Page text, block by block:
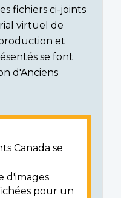
fichiers ci-joints
virtuel de
et
se font
d'Anciens
Canada se
d'images
pour un